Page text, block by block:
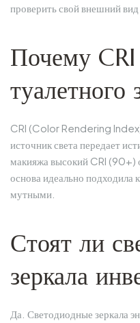
проверить свой внешний вид
Почему
туалетного
CRI (Color Rendering Index)
источник света передает
макияжа высокий CRI (90+)
основа идеально подходила
мутными.
Стоят ли
зеркала
Да. Светодиодные зеркала